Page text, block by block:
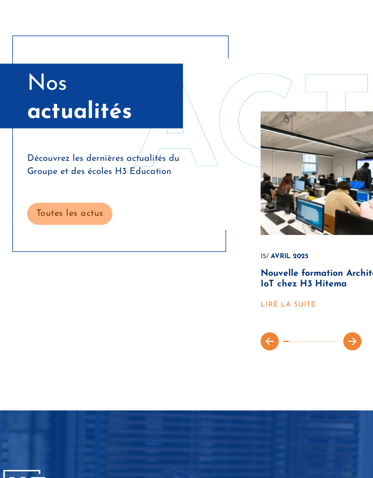
Nos
actualités
Découvrez les dernières actualités du
Groupe et des écoles H3 Education
Toutes les actus
15/AVRIL 2025
Nouvelle formation
IoT chez H3 Hitema
LIRE LA SUITE